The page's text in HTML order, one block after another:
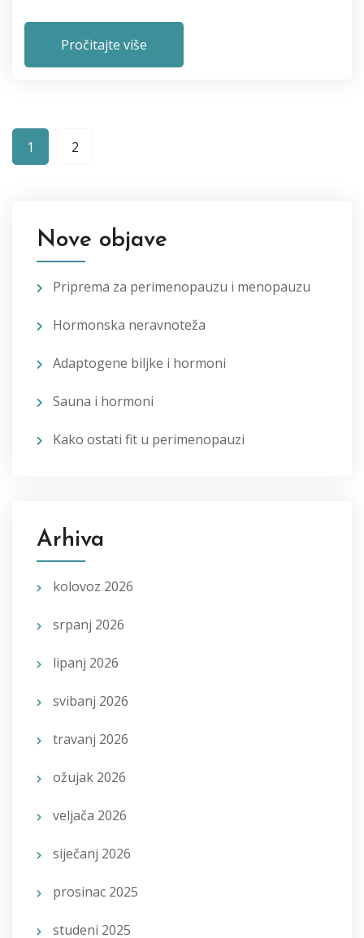
Pročitajte više
1 2
Nove objave
Priprema za perimenopauzu i menopauzu
Hormonska neravnoteža
Adaptogene biljke i hormoni
Sauna i hormoni
Kako ostati fit u perimenopauzi
Arhiva
kolovoz 2026
srpanj 2026
lipanj 2026
svibanj 2026
travanj 2026
ožujak 2026
veljača 2026
siječanj 2026
prosinac 2025
studeni 2025